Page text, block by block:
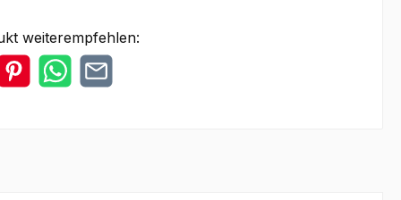
weiterempfehlen: